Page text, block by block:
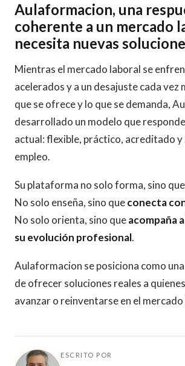
Aulaformacion, una
coherente a un mercado
necesita nuevas
Mientras el mercado laboral se
acelerados y a un desajuste cada vez
que se ofrece y lo que se demanda,
desarrollado un modelo que
actual: flexible, práctico, acreditado
empleo.
Su plataforma no solo forma, sino que
No solo enseña, sino queconecta
No solo orienta, sino queacompaña
su evolución profesional.
Aulaformacion se posiciona como
de ofrecer soluciones reales a
avanzar o reinventarse en el
ESCRITO POR